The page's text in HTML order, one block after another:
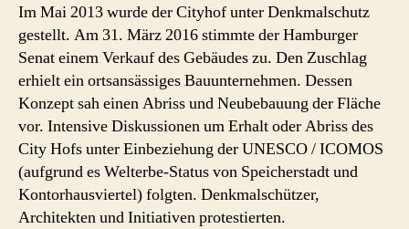
Im Mai 2013 wurde der Cityhof unter Denkmalschutz
gestellt. Am 31. März 2016 stimmte der Hamburger
Senat einem Verkauf des Gebäudes zu. Den Zuschlag
erhielt ein ortsansässiges Bauunternehmen. Dessen
Konzept sah einen Abriss und Neubebauung der Fläche
vor. Intensive Diskussionen um Erhalt oder Abriss des
City Hofs unter Einbeziehung der UNESCO / ICOMOS
(aufgrund es Welterbe-Status von Speicherstadt und
Kontorhausviertel) folgten. Denkmalschützer,
Architekten und Initiativen protestierten.